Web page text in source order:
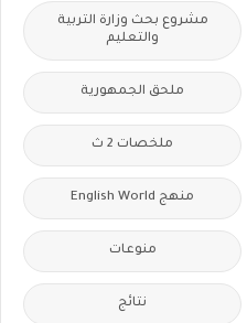
مشروع بحث وزارة التربية
والتعليم
ملحق الجمهورية
ملخصات 2 ث
منهج English World
منوعات
نتائج